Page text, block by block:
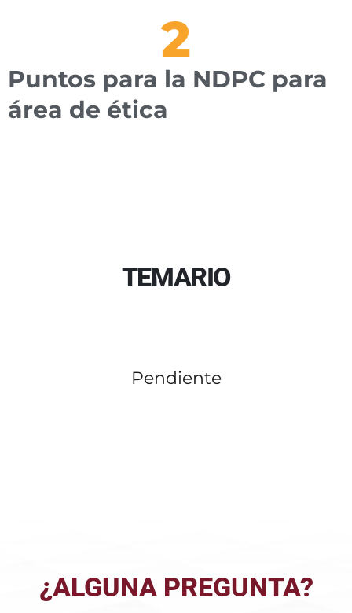
Puntos para la NDPC para
área de ética
2
TEMARIO
Pendiente
¿ALGUNA PREGUNTA?